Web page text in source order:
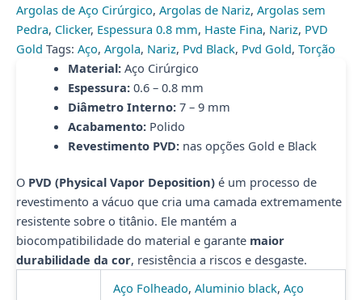
Argolas de Aço Cirúrgico, Argolas de Nariz, Argolas sem
Pedra, Clicker, Espessura 0.8 mm, Haste Fina, Nariz, PVD
Gold Tags: Aço, Argola, Nariz, Pvd Black, Pvd Gold, Torção
Material:Aço Cirúrgico
Espessura:0.6 – 0.8 mm
Diâmetro Interno:7 – 9 mm
Acabamento:Polido
Revestimento PVD:nas opções Gold e Black
O PVD (Physical Vapor Deposition) é um processo de
revestimento a vácuo que cria uma camada extremamente
resistente sobre o titânio. Ele mantém a
biocompatibilidade do material e garante maior
durabilidade da cor, resistência a riscos e desgaste.
Aço Folheado, Aluminio black, Aço